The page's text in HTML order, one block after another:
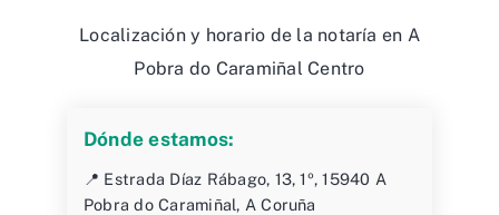
Localización y horario de la notaría en A
Pobra do Caramiñal Centro
Dónde estamos:
📍 Estrada Díaz Rábago, 13, 1º, 15940 A
Pobra do Caramiñal, A Coruña